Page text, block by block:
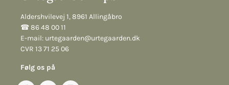
Aldershvilevej 1, 8961 Allingåbro
☎︎ 86 48 00 11
E-mail: urtegaarden@urtegaarden.dk
CVR 13 71 25 06
Følg os på